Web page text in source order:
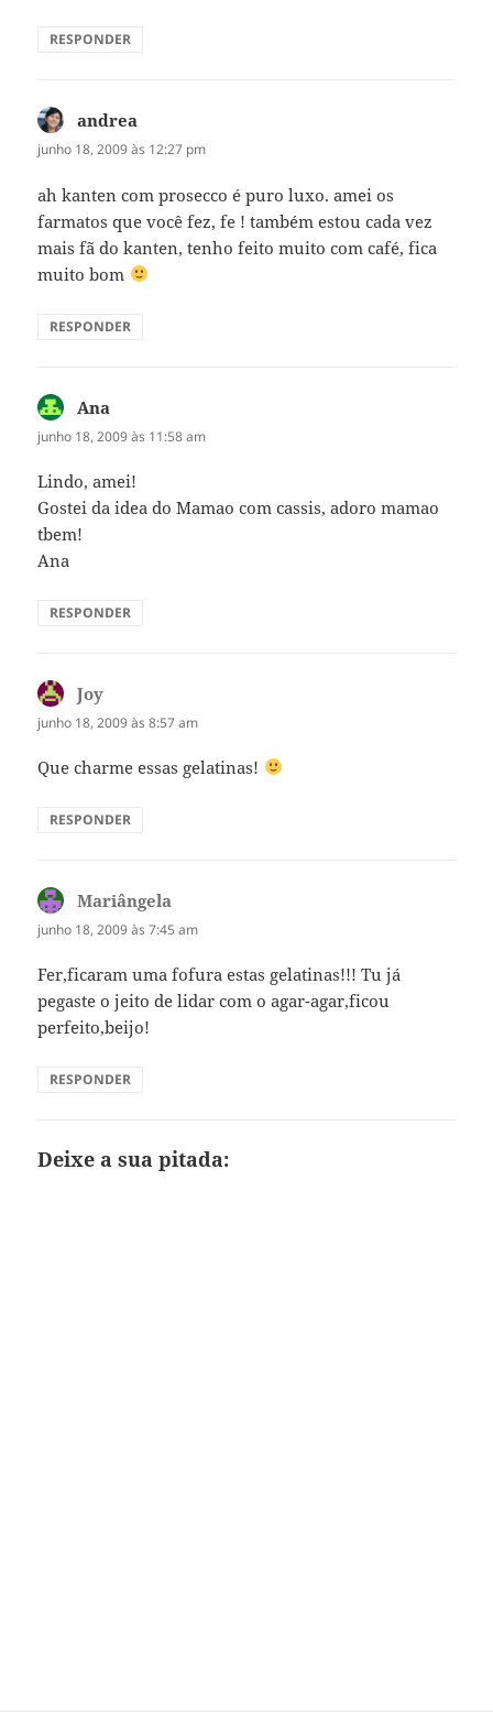
RESPONDER
andrea
junho 18, 2009 às 12:27 pm
ah kanten com prosecco é puro luxo. amei os
farmatos que você fez, fe ! também estou cada vez
mais fã do kanten, tenho feito muito com café, fica
muito bom
RESPONDER
Ana
junho 18, 2009 às 11:58 am
Lindo, amei!
Gostei da idea do Mamao com cassis, adoro mamao
tbem!
Ana
RESPONDER
Joy
junho 18, 2009 às 8:57 am
Que charme essas gelatinas!
RESPONDER
Mariângela
junho 18, 2009 às 7:45 am
Fer,ficaram uma fofura estas gelatinas!!! Tu já
pegaste o jeito de lidar com o agar-agar,ficou
perfeito,beijo!
RESPONDER
Deixe a sua pitada: